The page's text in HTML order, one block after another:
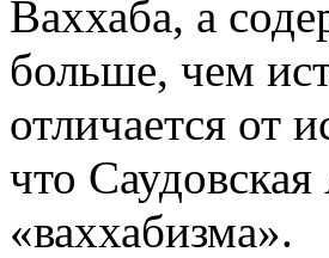
Ваххаба, а
больше, чем
отличается от
что
«ваххабизма».